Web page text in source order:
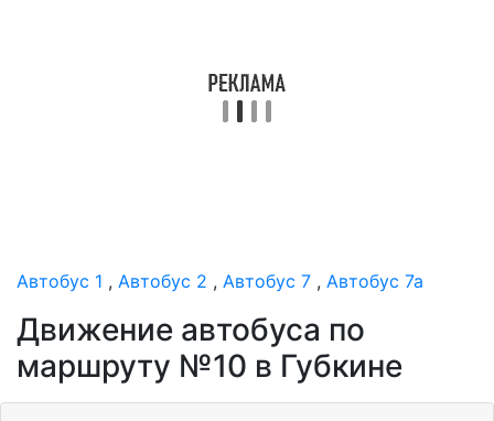
Автобус 1 , Автобус 2 , Автобус 7 , Автобус 7а
Движение автобуса по
маршруту №10 в Губкине